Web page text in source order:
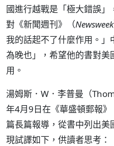
國進行越戰是「極大錯誤
對《新聞週刊》（Newsweek
我的話起不了什麼作用。
為晚也」，希望他的書對
用。
湯姆斯．W．李普曼（
年4月9日在《華盛頓郵報》
篇長篇報導，從書中列出美
現試譯如下，供讀者思考：